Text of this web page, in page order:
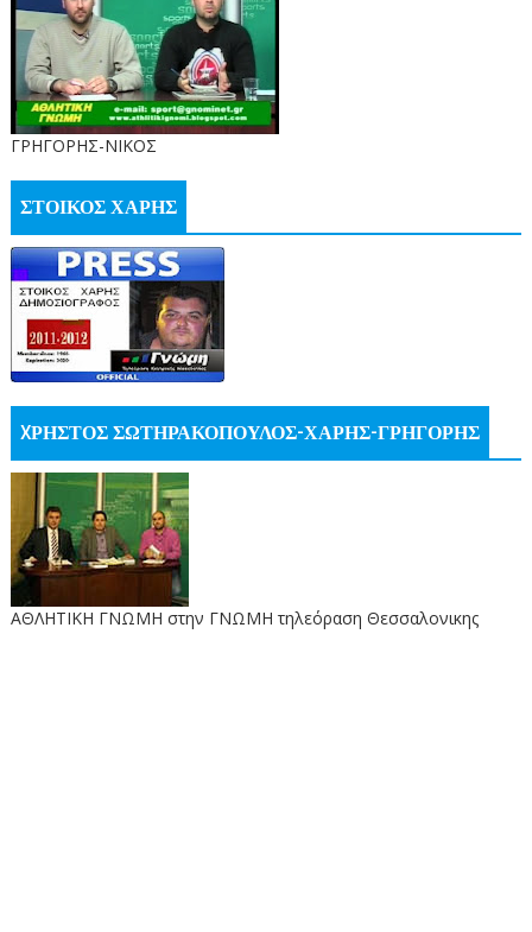
ΓΡΗΓΟΡΗΣ-ΝΙΚΟΣ
ΣΤΟΙΚΟΣ ΧΑΡΗΣ
XΡΗΣΤΟΣ ΣΩΤΗΡΑΚΟΠΟΥΛΟΣ-ΧΑΡΗΣ-ΓΡΗΓΟΡΗΣ
ΑΘΛΗΤΙΚΗ ΓΝΩΜΗ στην ΓΝΩΜΗ τηλεόραση Θεσσαλονικης